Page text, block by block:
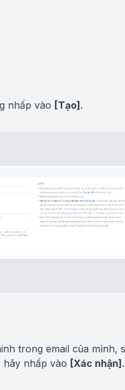
nhấp vào [Tạo].
trong email của mình,
hãy nhấp vào [Xác nhận].